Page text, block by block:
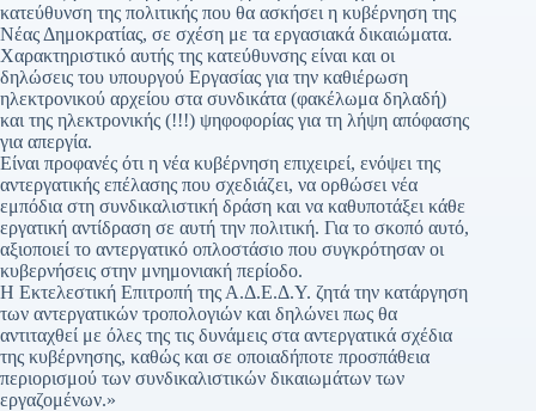
κατεύθυνση της πολιτικής που θα ασκήσει η κυβέρνηση της
Νέας Δημοκρατίας, σε σχέση με τα εργασιακά δικαιώματα.
Χαρακτηριστικό αυτής της κατεύθυνσης είναι και οι
δηλώσεις του υπουργού Εργασίας για την καθιέρωση
ηλεκτρονικού αρχείου στα συνδικάτα (φακέλωμα δηλαδή)
και της ηλεκτρονικής (!!!) ψηφοφορίας για τη λήψη απόφασης
για απεργία.
Είναι προφανές ότι η νέα κυβέρνηση επιχειρεί, ενόψει της
αντεργατικής επέλασης που σχεδιάζει, να ορθώσει νέα
εμπόδια στη συνδικαλιστική δράση και να καθυποτάξει κάθε
εργατική αντίδραση σε αυτή την πολιτική. Για το σκοπό αυτό,
αξιοποιεί το αντεργατικό οπλοστάσιο που συγκρότησαν οι
κυβερνήσεις στην μνημονιακή περίοδο.
Η Εκτελεστική Επιτροπή της Α.Δ.Ε.Δ.Υ. ζητά την κατάργηση
των αντεργατικών τροπολογιών και δηλώνει πως θα
αντιταχθεί με όλες της τις δυνάμεις στα αντεργατικά σχέδια
της κυβέρνησης, καθώς και σε οποιαδήποτε προσπάθεια
περιορισμού των συνδικαλιστικών δικαιωμάτων των
εργαζομένων.»